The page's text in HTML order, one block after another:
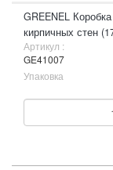
GREENEL
кирпичных стен
Артикул :
GE41007
Упаковка